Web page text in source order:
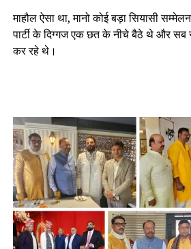
माहौल ऐसा था, मानो कोई बड़ा सियासी
पार्टी के दिग्गज एक छत के नीचे बैठे थे और सब
कर रहे थे।